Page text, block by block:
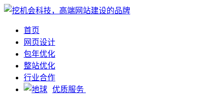
首页
网页设计
包年优化
整站优化
行业合作
优质服务